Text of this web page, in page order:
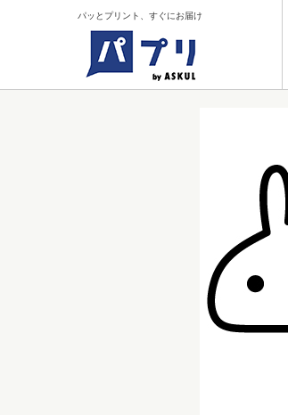
パッとプリント、すぐにお届け